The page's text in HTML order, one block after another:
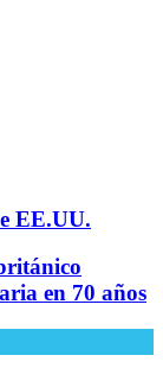
EE.UU.
en 70 años